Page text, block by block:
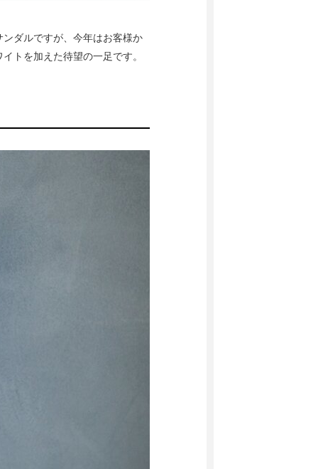
ダルですが、今年はお客様か
トを加えた待望の一足です。